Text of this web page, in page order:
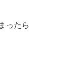
ったら